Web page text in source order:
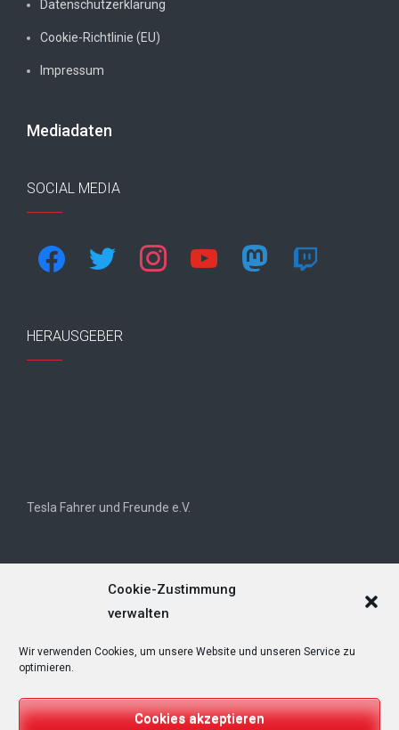
Cookie-Zustimmung
verwalten
Wir verwenden Cookies, um unsere Website und unseren Service zu
optimieren.
Cookies akzeptieren
Datenschutzerklärung
Cookie-Richtlinie (EU)
Impressum
Mediadaten
SOCIAL MEDIA
facebook twitter instagram youtube mastodon twitch
HERAUSGEBER
Tesla Fahrer und Freunde e.V.
Tesla Owners Club Helvetia (TOCH)